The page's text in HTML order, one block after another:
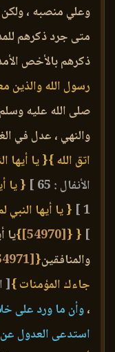
وعلي منصبه ، ولكن
متى جرد ذكرهم
ذكرهم بالأخص
رسول الله والذين
صلى الله عليه
والنهي ، عدل في
اتق الله }{ يا أيها
الأنفال : 65 ]
{ يا
1 ] { يا أيها
]
{ {
[54970]
}يا
والمنافقين{
[54971]
جاءك المؤمنات }[
،وأن ما ورد على
استدعى العدول